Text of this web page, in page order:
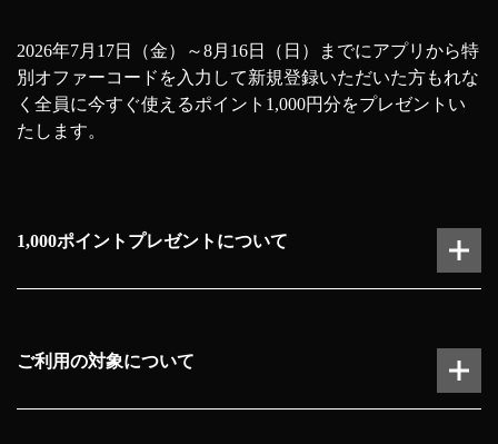
2026年7月17日（金）～8月16日（日）までにアプリから特
別オファーコードを入力して新規登録いただいた方もれな
く全員に今すぐ使えるポイント1,000円分をプレゼントい
たします。
1,000ポイントプレゼントについて
ます。
ポイントの有効期限は、付与月を含めた3ヶ月後の月末
となります。
ご利用の対象について